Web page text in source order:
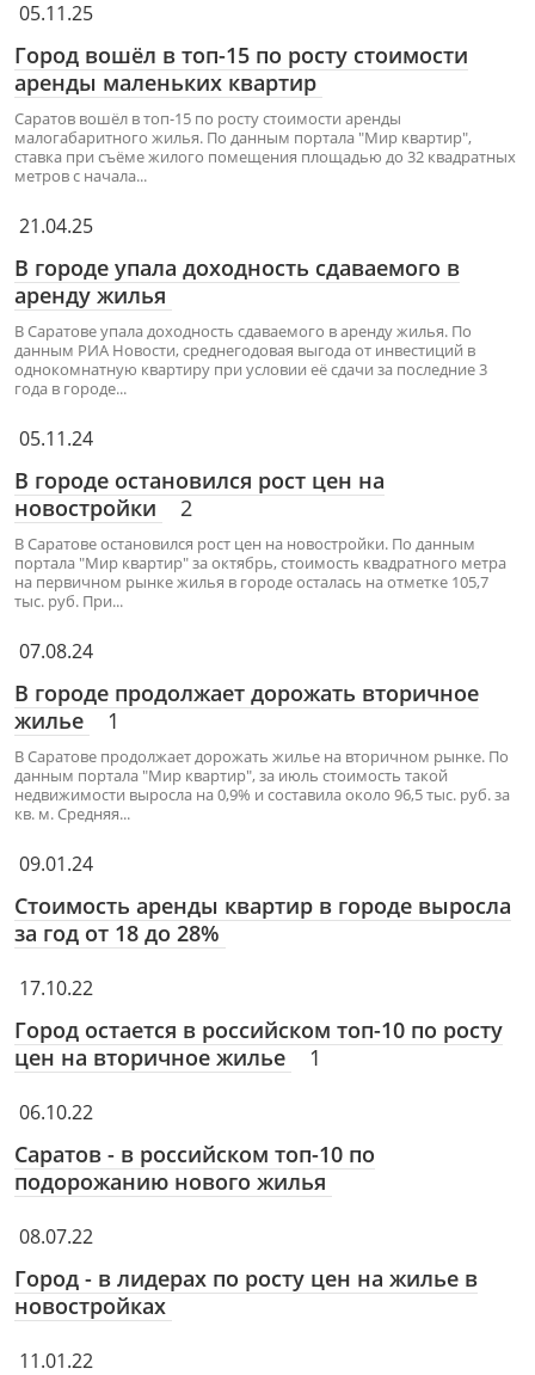
05.11.25
Город вошёл в топ-15 по росту стоимости
аренды маленьких квартир
Саратов вошёл в топ-15 по росту стоимости аренды
малогабаритного жилья. По данным портала "Мир квартир",
ставка при съёме жилого помещения площадью до 32 квадратных
метров с начала...
21.04.25
В городе упала доходность сдаваемого в
аренду жилья
В Саратове упала доходность сдаваемого в аренду жилья. По
данным РИА Новости, среднегодовая выгода от инвестиций в
однокомнатную квартиру при условии её сдачи за последние 3
года в городе...
05.11.24
В городе остановился рост цен на
новостройки
2
В Саратове остановился рост цен на новостройки. По данным
портала "Мир квартир" за октябрь, стоимость квадратного метра
на первичном рынке жилья в городе осталась на отметке 105,7
тыс. руб. При...
07.08.24
В городе продолжает дорожать вторичное
жилье
1
В Саратове продолжает дорожать жилье на вторичном рынке. По
данным портала "Мир квартир", за июль стоимость такой
недвижимости выросла на 0,9% и составила около 96,5 тыс. руб. за
кв. м. Средняя...
09.01.24
Стоимость аренды квартир в городе выросла
за год от 18 до 28%
17.10.22
Город остается в российском топ-10 по росту
цен на вторичное жилье
1
06.10.22
Саратов - в российском топ-10 по
подорожанию нового жилья
08.07.22
Город - в лидерах по росту цен на жилье в
новостройках
11.01.22